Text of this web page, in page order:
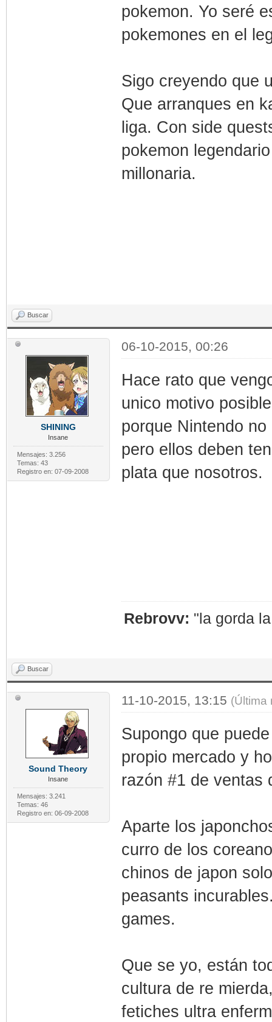
pokemon. Yo seré
pokemones en el
Sigo creyendo que
Que arranques en
liga. Con side
pokemon
millonaria.
Buscar
SHINING
Insane
Mensajes: 3.256
Temas: 43
Registro en: 07-09-2008
06-10-2015, 00:26
Hace rato que
unico motivo
porque Nintendo
pero ellos deben
plata que nosotros.
Rebrovv: "la gorda
Buscar
Sound Theory
Insane
Mensajes: 3.241
Temas: 46
Registro en: 06-09-2008
11-10-2015, 13:15 (Última
Supongo que
propio mercado y
razón #1 de ventas
Aparte los
curro de los
chinos de japon
peasants
games.
Que se yo, están
cultura de re
fetiches ultra